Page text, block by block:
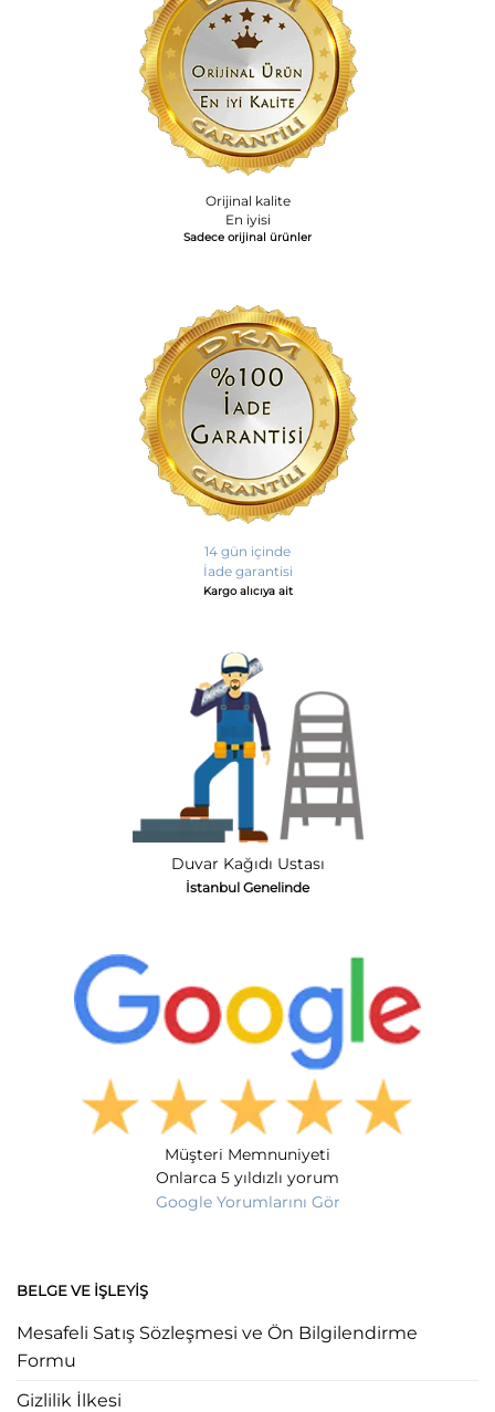
Orijinal kalite
En iyisi
Sadece orijinal ürünler
14 gün içinde
İade garantisi
Kargo alıcıya ait
Duvar Kağıdı Ustası
İstanbul Genelinde
Müşteri Memnuniyeti
Onlarca 5 yıldızlı yorum
Google Yorumlarını Gör
BELGE VE İŞLEYIŞ
Mesafeli Satış Sözleşmesi ve Ön Bilgilendirme
Formu
Gizlilik İlkesi